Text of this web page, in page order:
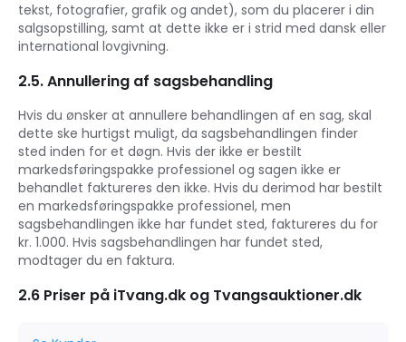
tekst, fotografier, grafik og andet), som du placerer i din
salgsopstilling, samt at dette ikke er i strid med dansk eller
international lovgivning.
2.5. Annullering af sagsbehandling
Hvis du ønsker at annullere behandlingen af en sag, skal
dette ske hurtigst muligt, da sagsbehandlingen finder
sted inden for et døgn. Hvis der ikke er bestilt
markedsføringspakke professionel og sagen ikke er
behandlet faktureres den ikke. Hvis du derimod har bestilt
en markedsføringspakke professionel, men
sagsbehandlingen ikke har fundet sted, faktureres du for
kr. 1.000. Hvis sagsbehandlingen har fundet sted,
modtager du en faktura.
2.6 Priser på iTvang.dk og Tvangsauktioner.dk